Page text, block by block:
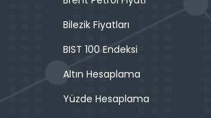
Bilezik Fiyatları
BIST 100 Endeksi
Altın Hesaplama
Yüzde Hesaplama